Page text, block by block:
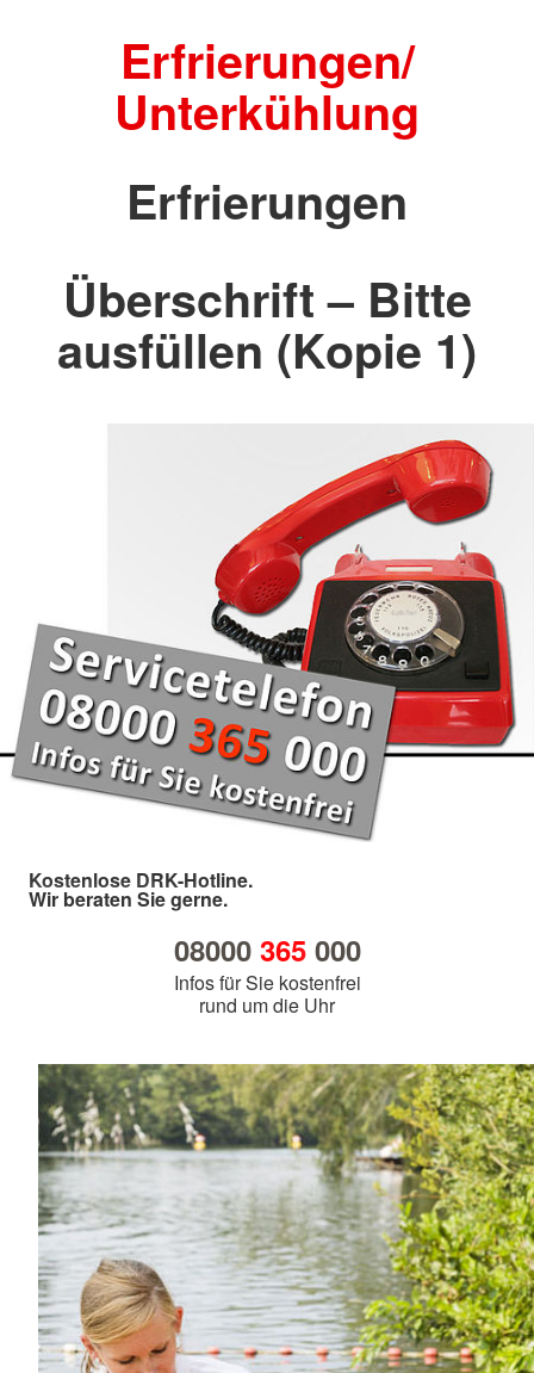
Erfrierungen/
Unterkühlung
Erfrierungen
Überschrift – Bitte
ausfüllen (Kopie 1)
Kostenlose DRK-Hotline.
Wir beraten Sie gerne.
08000 365000
Infos für Sie kostenfrei
rund um die Uhr